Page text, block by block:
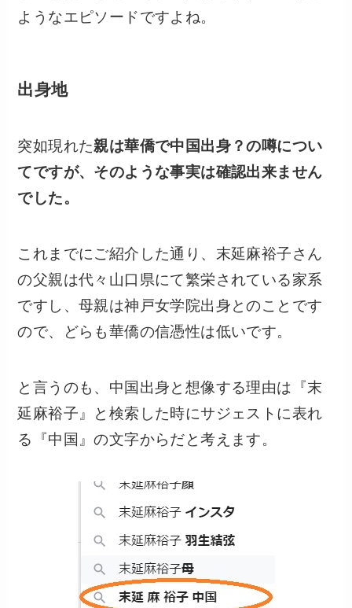
ようなエピソードですよね。
出身地
突如現れた親は華僑で中国出身？の噂につい
てですが、そのような事実は確認出来ません
でした。
これまでにご紹介した通り、末延麻裕子さん
の父親は代々山口県にて繁栄されている家系
ですし、母親は神戸女学院出身とのことです
ので、どらも華僑の信憑性は低いです。
と言うのも、中国出身と想像する理由は『末
延麻裕子』と検索した時にサジェストに表れ
る『中国』の文字からだと考えます。